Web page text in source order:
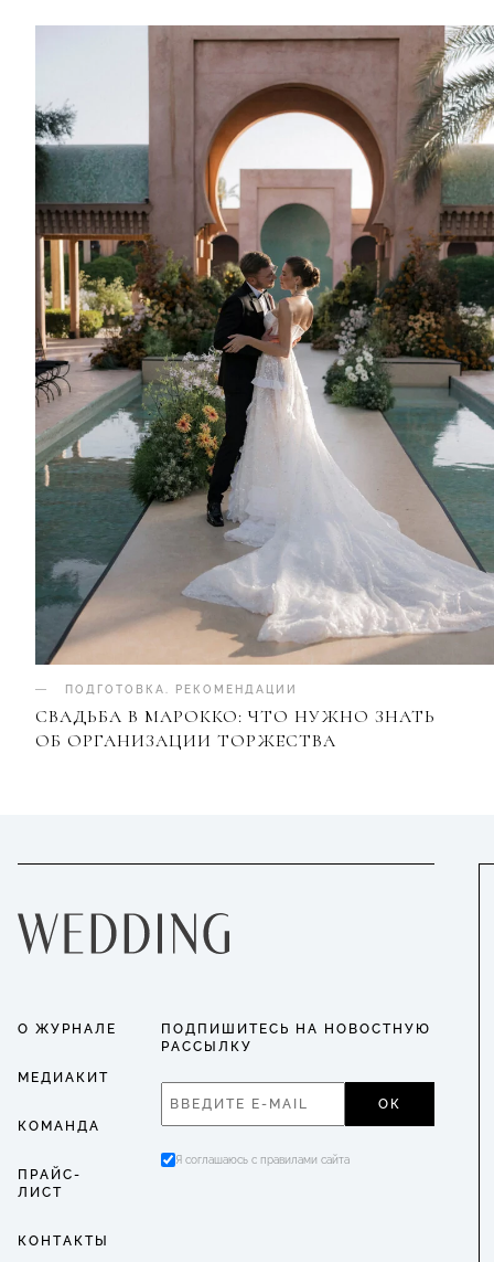
ПОДГОТОВКА РЕКОМЕНДАЦИИ
СВАДЬБА В МАРОККО: ЧТО НУЖНО ЗНАТЬ
ОБ ОРГАНИЗАЦИИ ТОРЖЕСТВА
О ЖУРНАЛЕ
МЕДИАКИТ
КОМАНДА
ПРАЙС-
ЛИСТ
КОНТАКТЫ
ПОДПИШИТЕСЬ НА НОВОСТНУЮ
РАССЫЛКУ
ОК
Я соглашаюсь с правилами сайта